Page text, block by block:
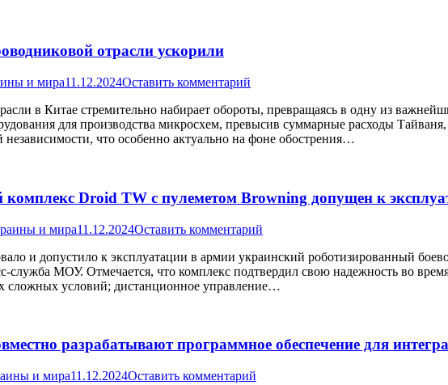
отрасли ускорили
и мира11.12.2024Оставить комментарий
в Китае стремительно набирает обороты, превращаясь в одну из
для производства микросхем, превысив суммарные расходы
независимости, что особенно актуально на фоне обострения…
Droid TW с пулеметом Browning допущен к
и мира11.12.2024Оставить комментарий
и допустило к эксплуатации в армии украинский роботизированный
служба МОУ. Отмечается, что комплекс подтвердил свою надежность во
сложных условий; дистанционное управление…
разрабатывают программное обеспечение для
и мира11.12.2024Оставить комментарий